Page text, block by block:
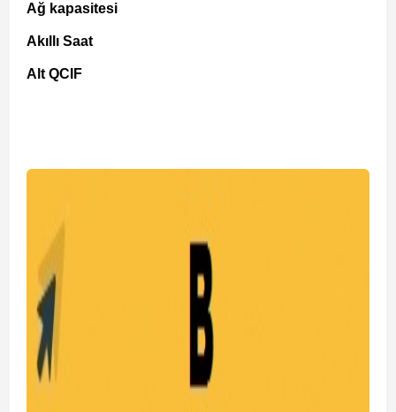
Ağ kapasitesi
Akıllı Saat
Alt QCIF